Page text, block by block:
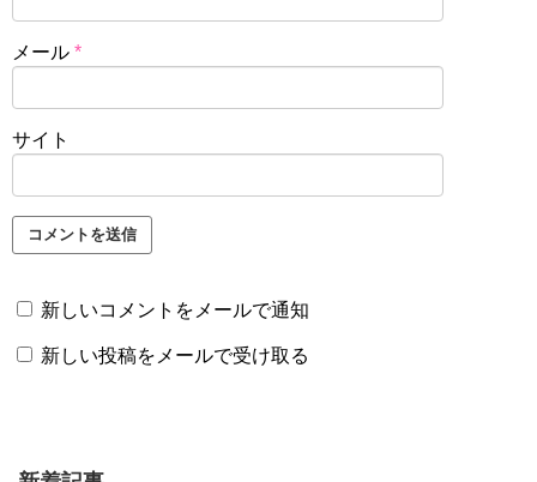
メール *
サイト
新しいコメントをメールで通知
新しい投稿をメールで受け取る